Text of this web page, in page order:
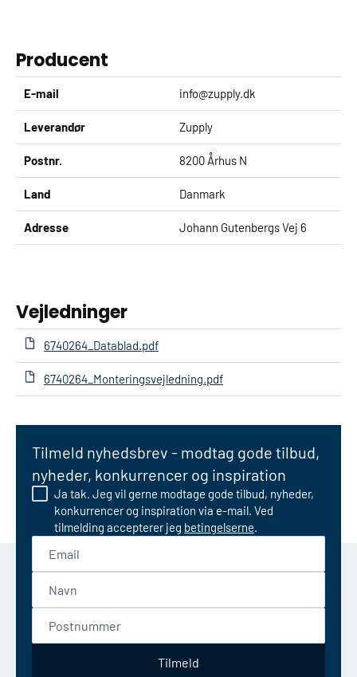
Producent
E-mail info@zupply.dk
Leverandør Zupply
Postnr. 8200 Århus N
Land Danmark
Adresse Johann Gutenbergs Vej 6
Vejledninger
6740264_Datablad.pdf
6740264_Monteringsvejledning.pdf
Tilmeld nyhedsbrev - modtag gode tilbud,
nyheder, konkurrencer og inspiration
Ja tak. Jeg vil gerne modtage gode tilbud, nyheder,
konkurrencer og inspiration via e-mail. Ved
tilmelding accepterer jeg betingelserne.
Tilmeld